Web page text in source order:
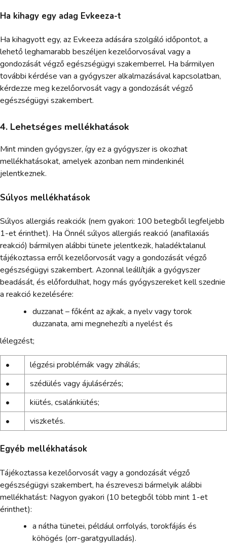
Ha kihagy egy adag Evkeeza-t
Ha kihagyott egy, az Evkeeza adására szolgáló időpontot, a
lehető leghamarabb beszéljen kezelőorvosával vagy a
gondozását végző egészségügyi szakemberrel. Ha bármilyen
további kérdése van a gyógyszer alkalmazásával kapcsolatban,
kérdezze meg kezelőorvosát vagy a gondozását végző
egészségügyi szakembert.
4. Lehetséges mellékhatások
Mint minden gyógyszer, így ez a gyógyszer is okozhat
mellékhatásokat, amelyek azonban nem mindenkinél
jelentkeznek.
Súlyos mellékhatások
Súlyos allergiás reakciók (nem gyakori: 100 betegből legfeljebb
1-et érinthet). Ha Önnél súlyos allergiás reakció (anafilaxiás
reakció) bármilyen alábbi tünete jelentkezik, haladéktalanul
tájékoztassa erről kezelőorvosát vagy a gondozását végző
egészségügyi szakembert. Azonnal leállítják a gyógyszer
beadását, és előfordulhat, hogy más gyógyszereket kell szednie
a reakció kezelésére:
duzzanat – főként az ajkak, a nyelv vagy torok
duzzanata, ami megnehezíti a nyelést és
lélegzést;
•
légzési problémák vagy zihálás;
•
szédülés vagy ájulásérzés;
•
kiütés, csalánkiütés;
•
viszketés.
Egyéb mellékhatások
Tájékoztassa kezelőorvosát vagy a gondozását végző
egészségügyi szakembert, ha észreveszi bármelyik alábbi
mellékhatást: Nagyon gyakori (10 betegből több mint 1-et
érinthet):
a nátha tünetei, például orrfolyás, torokfájás és
köhögés (orr-garatgyulladás).